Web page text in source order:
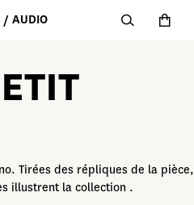
/ AUDIO
Tirées des répliques de la pièce,
illustrent la collection .